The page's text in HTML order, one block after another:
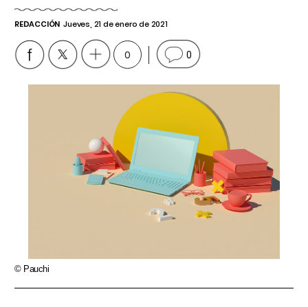
REDACCIÓN Jueves, 21 de enero de 2021
0 0
© Pauchi